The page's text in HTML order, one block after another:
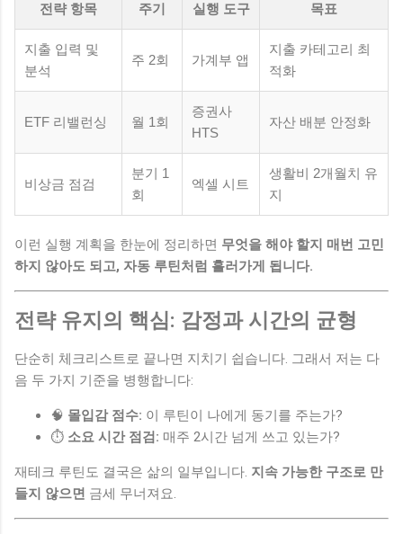
전략 항목 주기 실행 도구 목표
지출 입력 및
분석
주 2회 가계부 앱
지출 카테고리 최
적화
ETF 리밸런싱 월 1회
증권사
HTS
자산 배분 안정화
비상금 점검
분기 1
회
엑셀 시트
생활비 2개월치 유
지
이런 실행 계획을 한눈에 정리하면 무엇을 해야 할지 매번 고민
하지 않아도 되고, 자동 루틴처럼 흘러가게 됩니다.
전략 유지의 핵심: 감정과 시간의 균형
단순히 체크리스트로 끝나면 지치기 쉽습니다. 그래서 저는 다
음 두 가지 기준을 병행합니다:
🧠 몰입감 점수: 이 루틴이 나에게 동기를 주는가?
⏱ 소요 시간 점검: 매주 2시간 넘게 쓰고 있는가?
재테크 루틴도 결국은 삶의 일부입니다. 지속 가능한 구조로 만
들지 않으면 금세 무너져요.